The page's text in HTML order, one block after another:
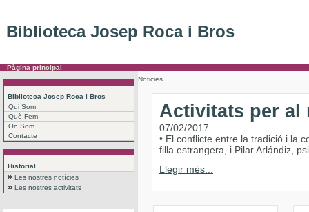
Biblioteca Josep Roca i Bros
Pàgina principal
Biblioteca Josep Roca i Bros
Qui Som
Què Fem
On Som
Contacte
Historial
Les nostres notícies
Les nostres activitats
Noticies
Activitats per al
07/02/2017
• El conflicte entre la tradició i la
filla estrangera, i Pilar Arlándiz,
Llegir més...